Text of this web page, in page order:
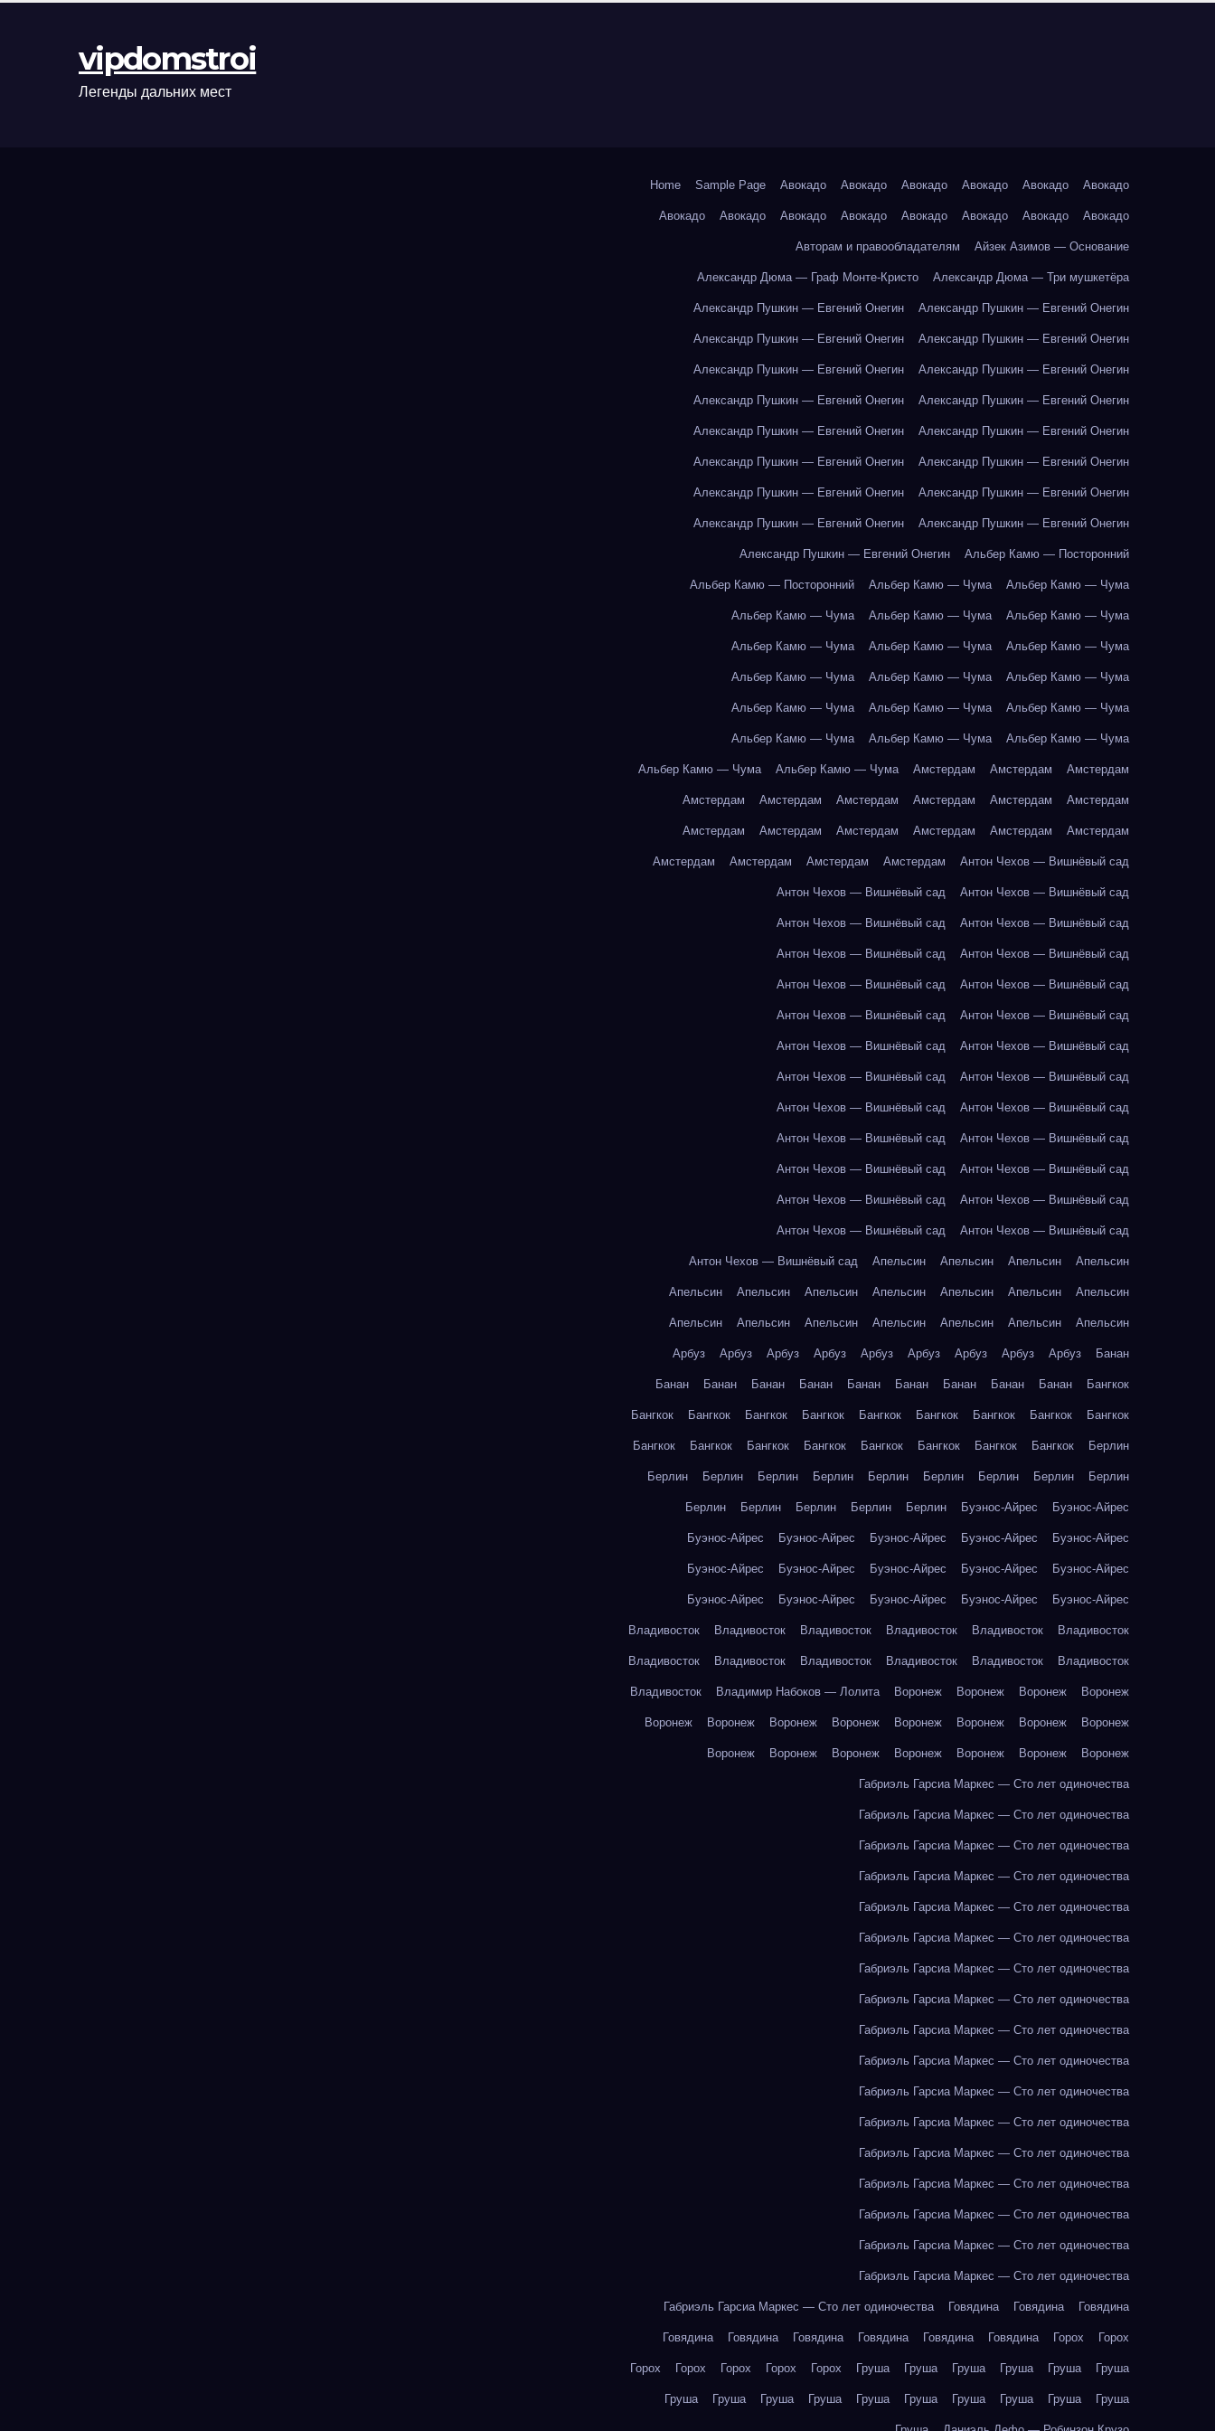
оформления
рыночные
ориентиры
vipdomstroi
Легенды дальних мест
Home Sample Page Авокадо Авокадо Авокадо Авокадо Авокадо Авокадо
Авокадо Авокадо Авокадо Авокадо Авокадо Авокадо Авокадо Авокадо
Авторам и правообладателям Айзек Азимов — Основание
Александр Дюма — Граф Монте-Кристо Александр Дюма — Три мушкетёра
Александр Пушкин — Евгений Онегин Александр Пушкин — Евгений Онегин
Александр Пушкин — Евгений Онегин Александр Пушкин — Евгений Онегин
Александр Пушкин — Евгений Онегин Александр Пушкин — Евгений Онегин
Александр Пушкин — Евгений Онегин Александр Пушкин — Евгений Онегин
Александр Пушкин — Евгений Онегин Александр Пушкин — Евгений Онегин
Александр Пушкин — Евгений Онегин Александр Пушкин — Евгений Онегин
Александр Пушкин — Евгений Онегин Александр Пушкин — Евгений Онегин
Александр Пушкин — Евгений Онегин Александр Пушкин — Евгений Онегин
Александр Пушкин — Евгений Онегин Альбер Камю — Посторонний
Альбер Камю — Посторонний Альбер Камю — Чума Альбер Камю — Чума
Альбер Камю — Чума Альбер Камю — Чума Альбер Камю — Чума
Альбер Камю — Чума Альбер Камю — Чума Альбер Камю — Чума
Альбер Камю — Чума Альбер Камю — Чума Альбер Камю — Чума
Альбер Камю — Чума Альбер Камю — Чума Альбер Камю — Чума
Альбер Камю — Чума Альбер Камю — Чума Альбер Камю — Чума
Альбер Камю — Чума Альбер Камю — Чума Амстердам Амстердам Амстердам
Амстердам Амстердам Амстердам Амстердам Амстердам Амстердам
Амстердам Амстердам Амстердам Амстердам Амстердам Амстердам
Амстердам Амстердам Амстердам Амстердам Антон Чехов — Вишнёвый сад
Антон Чехов — Вишнёвый сад Антон Чехов — Вишнёвый сад
Антон Чехов — Вишнёвый сад Антон Чехов — Вишнёвый сад
Антон Чехов — Вишнёвый сад Антон Чехов — Вишнёвый сад
Антон Чехов — Вишнёвый сад Антон Чехов — Вишнёвый сад
Антон Чехов — Вишнёвый сад Антон Чехов — Вишнёвый сад
Антон Чехов — Вишнёвый сад Антон Чехов — Вишнёвый сад
Антон Чехов — Вишнёвый сад Антон Чехов — Вишнёвый сад
Антон Чехов — Вишнёвый сад Антон Чехов — Вишнёвый сад
Антон Чехов — Вишнёвый сад Антон Чехов — Вишнёвый сад
Антон Чехов — Вишнёвый сад Антон Чехов — Вишнёвый сад
Антон Чехов — Вишнёвый сад Антон Чехов — Вишнёвый сад
Антон Чехов — Вишнёвый сад Антон Чехов — Вишнёвый сад
Антон Чехов — Вишнёвый сад Апельсин Апельсин Апельсин Апельсин
Апельсин Апельсин Апельсин Апельсин Апельсин Апельсин Апельсин
Апельсин Апельсин Апельсин Апельсин Апельсин Апельсин Апельсин
Арбуз Арбуз Арбуз Арбуз Арбуз Арбуз Арбуз Арбуз Арбуз Банан
Банан Банан Банан Банан Банан Банан Банан Банан Банан Бангкок
Бангкок Бангкок Бангкок Бангкок Бангкок Бангкок Бангкок Бангкок Бангкок
Бангкок Бангкок Бангкок Бангкок Бангкок Бангкок Бангкок Бангкок Берлин
Берлин Берлин Берлин Берлин Берлин Берлин Берлин Берлин Берлин
Берлин Берлин Берлин Берлин Берлин Буэнос-Айрес Буэнос-Айрес
Буэнос-Айрес Буэнос-Айрес Буэнос-Айрес Буэнос-Айрес Буэнос-Айрес
Буэнос-Айрес Буэнос-Айрес Буэнос-Айрес Буэнос-Айрес Буэнос-Айрес
Буэнос-Айрес Буэнос-Айрес Буэнос-Айрес Буэнос-Айрес Буэнос-Айрес
Владивосток Владивосток Владивосток Владивосток Владивосток Владивосток
Владивосток Владивосток Владивосток Владивосток Владивосток Владивосток
Владивосток Владимир Набоков — Лолита Воронеж Воронеж Воронеж Воронеж
Воронеж Воронеж Воронеж Воронеж Воронеж Воронеж Воронеж Воронеж
Воронеж Воронеж Воронеж Воронеж Воронеж Воронеж Воронеж
Габриэль Гарсиа Маркес — Сто лет одиночества
Габриэль Гарсиа Маркес — Сто лет одиночества
Габриэль Гарсиа Маркес — Сто лет одиночества
Габриэль Гарсиа Маркес — Сто лет одиночества
Габриэль Гарсиа Маркес — Сто лет одиночества
Габриэль Гарсиа Маркес — Сто лет одиночества
Габриэль Гарсиа Маркес — Сто лет одиночества
Габриэль Гарсиа Маркес — Сто лет одиночества
Габриэль Гарсиа Маркес — Сто лет одиночества
Габриэль Гарсиа Маркес — Сто лет одиночества
Габриэль Гарсиа Маркес — Сто лет одиночества
Габриэль Гарсиа Маркес — Сто лет одиночества
Габриэль Гарсиа Маркес — Сто лет одиночества
Габриэль Гарсиа Маркес — Сто лет одиночества
Габриэль Гарсиа Маркес — Сто лет одиночества
Габриэль Гарсиа Маркес — Сто лет одиночества
Габриэль Гарсиа Маркес — Сто лет одиночества
Габриэль Гарсиа Маркес — Сто лет одиночества Говядина Говядина Говядина
Говядина Говядина Говядина Говядина Говядина Говядина Горох Горох
Горох Горох Горох Горох Горох Груша Груша Груша Груша Груша Груша
Груша Груша Груша Груша Груша Груша Груша Груша Груша Груша